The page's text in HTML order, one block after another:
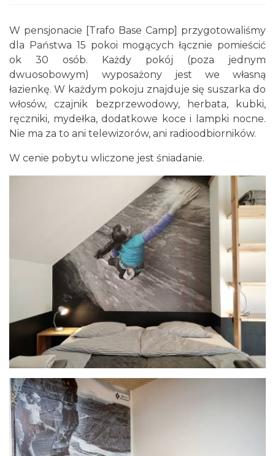
W pensjonacie [Trafo Base Camp] przygotowaliśmy
dla Państwa 15 pokoi mogących łącznie pomieścić
ok 30 osób. Każdy pokój (poza jednym
dwuosobowym) wyposażony jest we własną
łazienkę. W każdym pokoju znajduje się suszarka do
włosów, czajnik bezprzewodowy, herbata, kubki,
ręczniki, mydełka, dodatkowe koce i lampki nocne.
Nie ma za to ani telewizorów, ani radioodbiorników.
W cenie pobytu wliczone jest śniadanie.